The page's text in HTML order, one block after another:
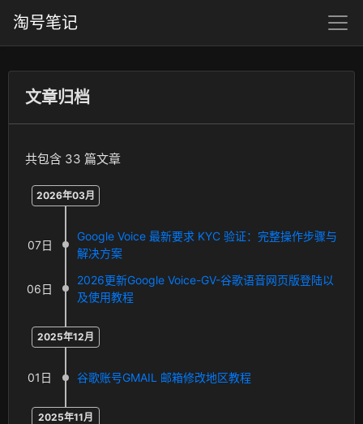
淘号笔记
文章归档
共包含 33 篇文章
2026年03月
07日
Google Voice 最新要求 KYC 验证：完整操作步骤与
解决方案
06日
2026更新Google Voice-GV-谷歌语音网页版登陆以
及使用教程
2025年12月
01日 谷歌账号GMAIL 邮箱修改地区教程
2025年11月